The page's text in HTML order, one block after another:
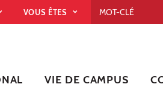
VOUS ÊTES
VIE DE CAMPUS